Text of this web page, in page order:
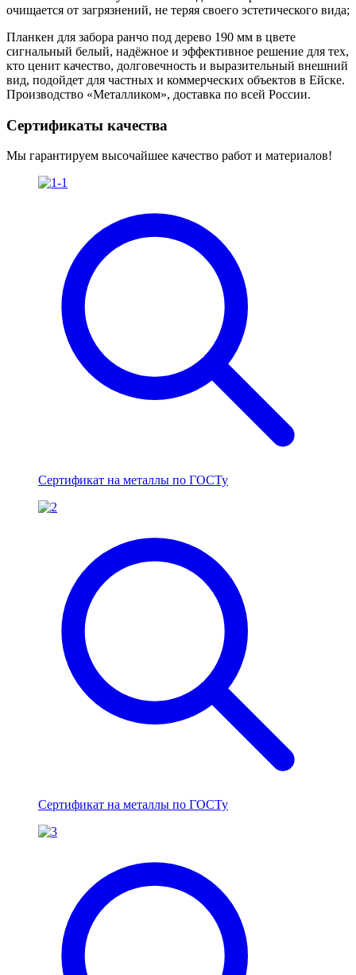
очищается от загрязнений, не теряя своего эстетического вида;
Планкен для забора ранчо под дерево 190 мм в цвете
сигнальный белый, надёжное и эффективное решение для тех,
кто ценит качество, долговечность и выразительный внешний
вид, подойдет для частных и коммерческих объектов в Ейске.
Производство «Металликом», доставка по всей России.
Сертификаты качества
Мы гарантируем высочайшее качество работ и материалов!
Сертификат на металлы по ГОСТу
Сертификат на металлы по ГОСТу